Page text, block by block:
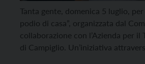
Tanta gente, domenica 5 luglio, per
podio di casa”, organizzata dal
collaborazione con l’Azienda per il
di Campiglio. Un’iniziativa